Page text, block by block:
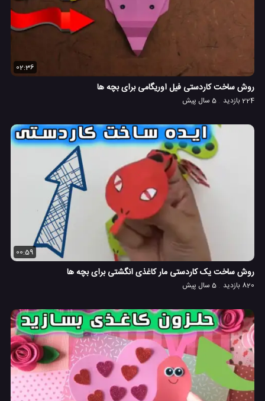
02:36
روش ساخت کاردستی فیل اوریگامی برای بچه ها
224 بازدید 5 سال پیش
00:59
روش ساخت یک کاردستی مار کاغذی انگشتی برای بچه ها
820 بازدید 5 سال پیش